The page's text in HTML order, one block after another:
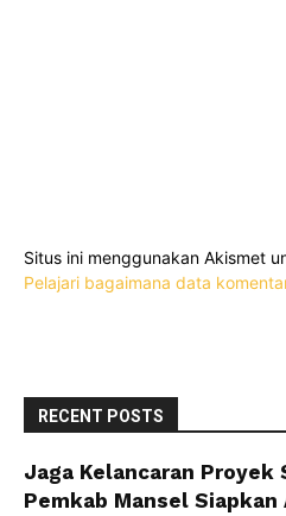
Situs ini menggunakan Akismet
Pelajari bagaimana data
RECENT POSTS
Jaga Kelancaran Proyek
Pemkab Mansel Siapkan